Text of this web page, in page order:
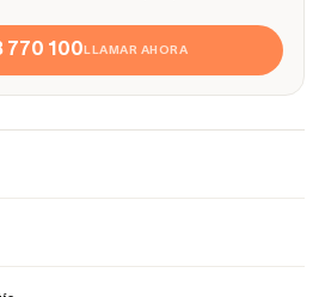
770 100LLAMAR AHORA